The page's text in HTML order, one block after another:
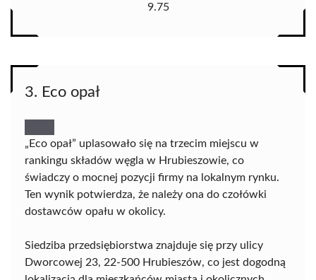
9.75
3. Eco opał
„Eco opał” uplasowało się na trzecim miejscu w
rankingu składów węgla w Hrubieszowie, co
świadczy o mocnej pozycji firmy na lokalnym rynku.
Ten wynik potwierdza, że należy ona do czołówki
dostawców opału w okolicy.
Siedziba przedsiębiorstwa znajduje się przy ulicy
Dworcowej 23, 22-500 Hrubieszów, co jest dogodną